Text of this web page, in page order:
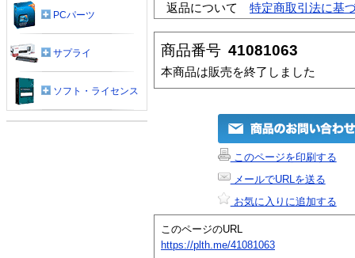
返品について
特定商取引法に基
商品番号 41081063
本商品は販売を終了しました
このページを印刷する
メールでURLを送る
お気に入りに追加する
このページのURL
https://plth.me/41081063
PCパーツ
サプライ
ソフト・ライセンス